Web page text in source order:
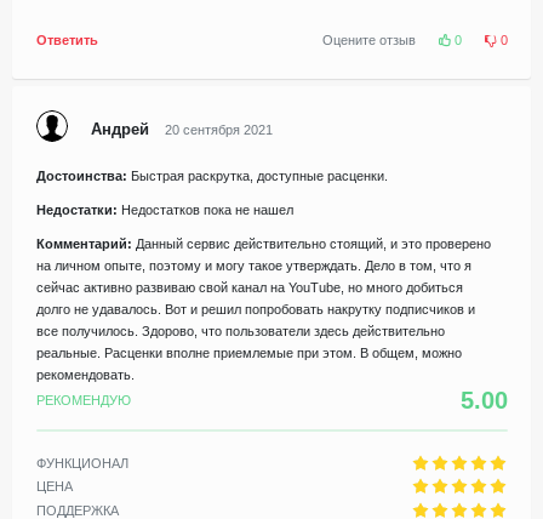
Ответить Оцените отзыв 0 0
Андрей 20 сентября 2021
Достоинства: Быстрая раскрутка, доступные расценки.
Недостатки: Недостатков пока не нашел
Комментарий: Данный сервис действительно стоящий, и это проверено
на личном опыте, поэтому и могу такое утверждать. Дело в том, что я
сейчас активно развиваю свой канал на YouTube, но много добиться
долго не удавалось. Вот и решил попробовать накрутку подписчиков и
все получилось. Здорово, что пользователи здесь действительно
реальные. Расценки вполне приемлемые при этом. В общем, можно
рекомендовать.
РЕКОМЕНДУЮ
5.00
ФУНКЦИОНАЛ
ЦЕНА
ПОДДЕРЖКА